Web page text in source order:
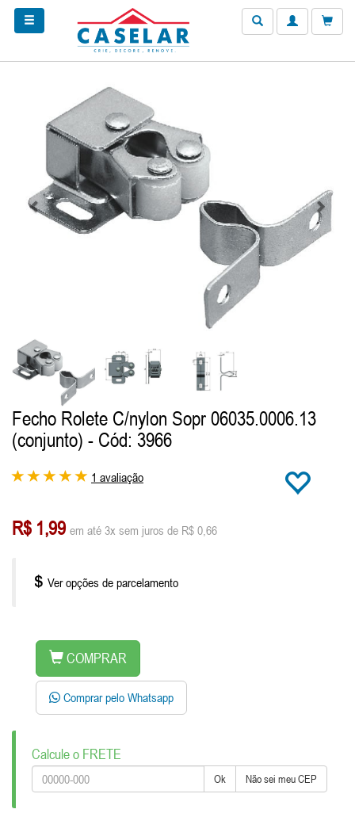
Fecho Rolete C/nylon Sopr 06035.0006.13
(conjunto) - Cód: 3966
1 avaliação
R$ 1,99 em até 3x sem juros de R$ 0,66
Ver opções de parcelamento
COMPRAR
Comprar pelo Whatsapp
Calcule o FRETE
Ok Não sei meu CEP